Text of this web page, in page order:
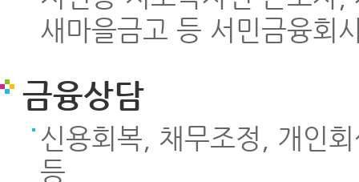
새마을금고 등 서민금융회
금융상담
신용회복, 채무조정, 개인
등